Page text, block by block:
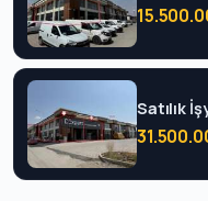
Satılık